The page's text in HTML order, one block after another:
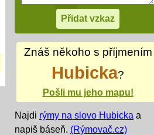
Znáš někoho s příjmením
Hubicka?
Pošli mu jeho mapu!
Najdi rýmy na slovo Hubicka a
napiš báseň. (Rýmovač.cz)